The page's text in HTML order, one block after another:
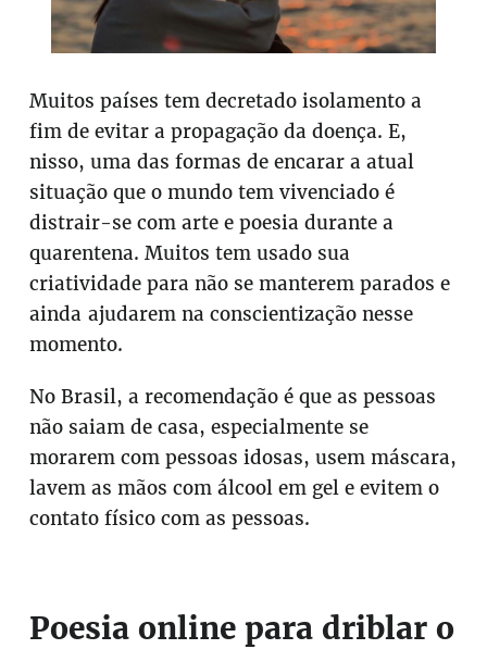
Muitos países tem decretado isolamento a
fim de evitar a propagação da doença. E,
nisso, uma das formas de encarar a atual
situação que o mundo tem vivenciado é
distrair-se com arte e poesia durante a
quarentena. Muitos tem usado sua
criatividade para não se manterem parados e
ainda ajudarem na conscientização nesse
momento.
No Brasil, a recomendação é que as pessoas
não saiam de casa, especialmente se
morarem com pessoas idosas, usem máscara,
lavem as mãos com álcool em gel e evitem o
contato físico com as pessoas.
Poesia online para driblar o